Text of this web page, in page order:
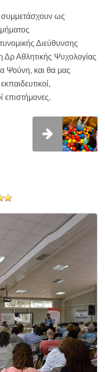
ως
Διεύθυνσης
Δρ Αθλητικής Ψυχολογίας
Ψούνη, και θα μας
επιστήμονες.